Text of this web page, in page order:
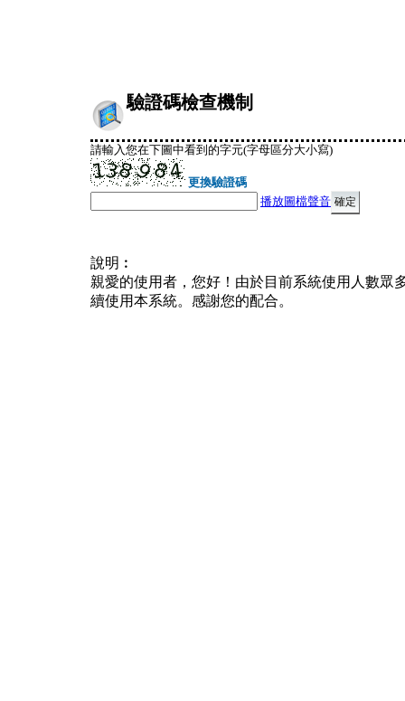
驗證碼檢查機制
請輸入您在下圖中看到的字元(字母區分大小寫)
更換驗證碼
播放圖檔聲音
說明︰
親愛的使用者，您好！由於目前系統使用人數眾
續使用本系統。感謝您的配合。